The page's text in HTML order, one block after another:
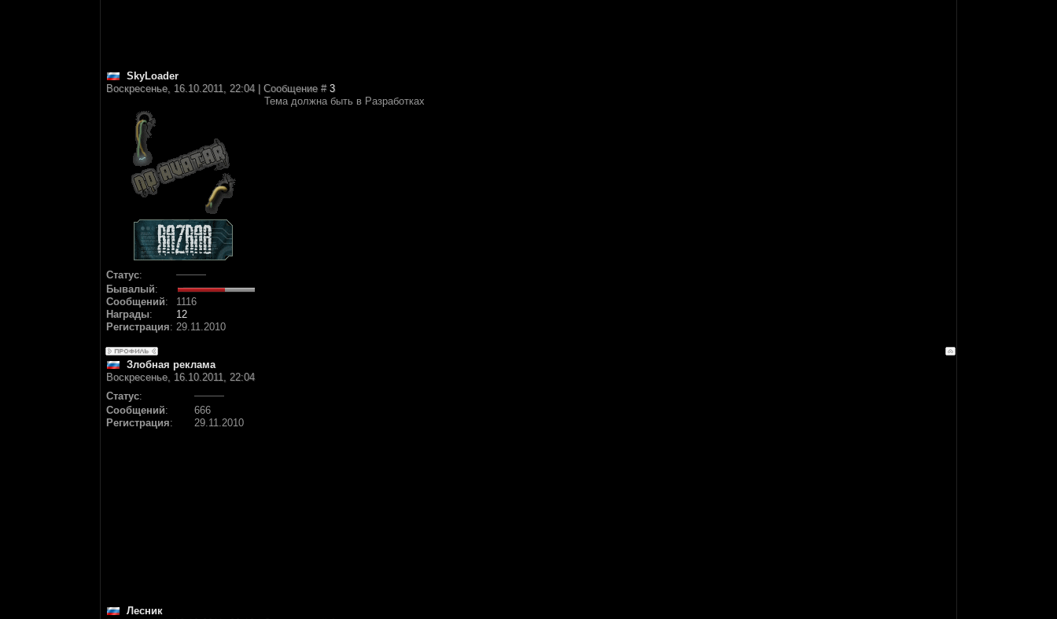
SkyLoader
Воскресенье, 16.10.2011, 22:04 | Сообщение # 3
Статус:
Бывалый:
Сообщений:
1116
Награды:
12
Регистрация: 29.11.2010
Тема должна быть в Разработках
Злобная реклама
Воскресенье, 16.10.2011, 22:04
Статус:
Сообщений:
666
Регистрация: 29.11.2010
Лесник